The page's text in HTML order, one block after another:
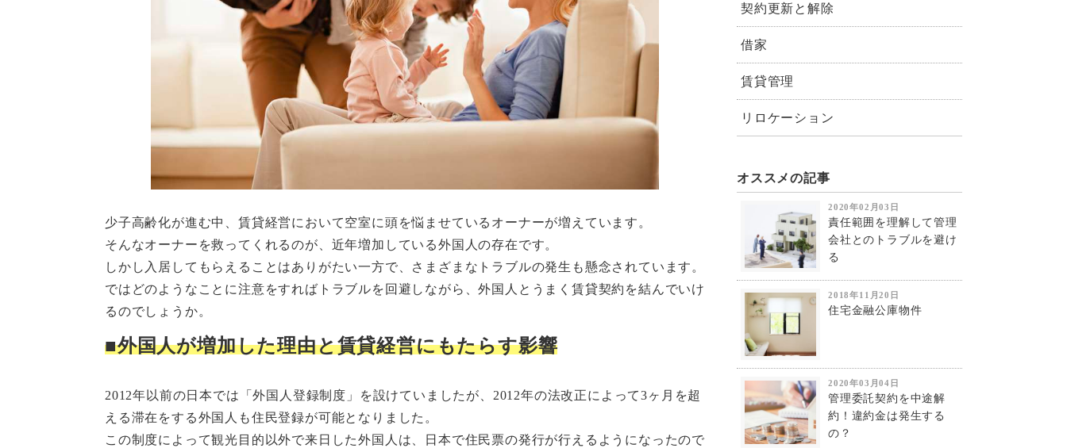
少子高齢化が進む中、賃貸経営において空室に頭を悩ませているオーナーが増えています。
そんなオーナーを救ってくれるのが、近年増加している外国人の存在です。
しかし入居してもらえることはありがたい一方で、さまざまなトラブルの発生も懸念されています。
ではどのようなことに注意をすればトラブルを回避しながら、外国人とうまく賃貸契約を結んでいけ
るのでしょうか。
■外国人が増加した理由と賃貸経営にもたらす影響
2012年以前の日本では「外国人登録制度」を設けていましたが、2012年の法改正によって3ヶ月を超
える滞在をする外国人も住民登録が可能となりました。
この制度によって観光目的以外で来日した外国人は、日本で住民票の発行が行えるようになったので
契約更新と解除
借家
賃貸管理
リロケーション
オススメの記事
2020年02月03日
責任範囲を理解して管理
会社とのトラブルを避け
る
2018年11月20日
住宅金融公庫物件
2020年03月04日
管理委託契約を中途解
約！違約金は発生する
の？